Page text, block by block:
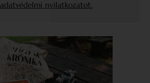
adatvédelmi nyilatkozatot.